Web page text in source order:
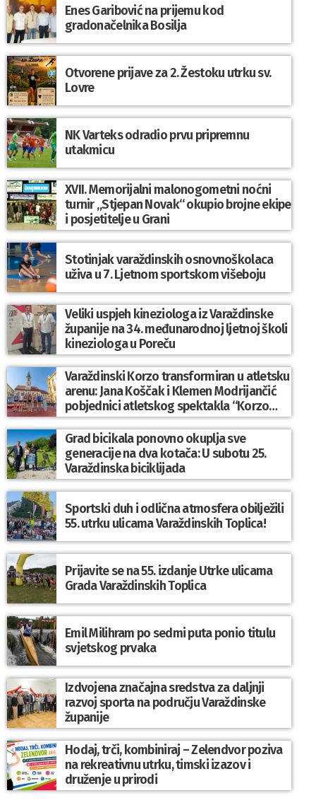
Enes Garibović na prijemu kod
gradonačelnika Bosilja
Otvorene prijave za 2. Žestoku utrku sv.
Lovre
NK Varteks odradio prvu pripremnu
utakmicu
XVII. Memorijalni malonogometni noćni
turnir „Stjepan Novak“ okupio brojne ekipe
i posjetitelje u Grani
Stotinjak varaždinskih osnovnoškolaca
uživa u 7. Ljetnom sportskom višeboju
Veliki uspjeh kineziologa iz Varaždinske
županije na 34. međunarodnoj ljetnoj školi
kineziologa u Poreču
Varaždinski Korzo transformiran u atletsku
arenu: Jana Koščak i Klemen Modrijančić
pobjednici atletskog spektakla “Korzo
Jump 2026”
Grad bicikala ponovno okuplja sve
generacije na dva kotača: U subotu 25.
Varaždinska biciklijada
Sportski duh i odlična atmosfera obilježili
55. utrku ulicama Varaždinskih Toplica!
Prijavite se na 55. izdanje Utrke ulicama
Grada Varaždinskih Toplica
Emil Milihram po sedmi puta ponio titulu
svjetskog prvaka
Izdvojena značajna sredstva za daljnji
razvoj sporta na području Varaždinske
županije
Hodaj, trči, kombiniraj – Zelendvor poziva
na rekreativnu utrku, timski izazov i
druženje u prirodi